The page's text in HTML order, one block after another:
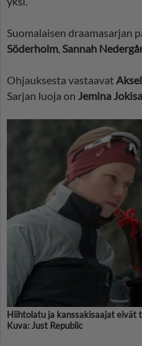
Suomalaisen draamasarjan
Söderholm Sannah
Ohjauksesta vastaavat
Sarjan luoja on Jemina
Hiihtolatu ja kanssakisaajat eivät
Kuva: Just Republic